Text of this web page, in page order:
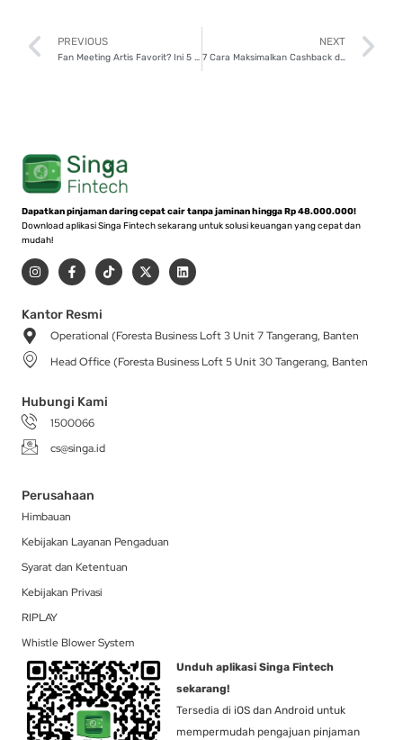
Prev
PREVIOUS
Fan Meeting Artis Favorit? Ini 5 Tips Buat Atur Budgetnya!
NEXT
7 Cara Maksimalkan Cashback dan Reward Kartu Kredit, Sudah Tahu?
Dapatkan pinjaman daring cepat cair tanpa jaminan hingga Rp 48.000.000!
Download aplikasi Singa Fintech sekarang untuk solusi keuangan yang cepat dan
mudah!
I
n
s
a
g
r
a
m
F
a
c
b
o
-
T
i
k
X
-
t
t
r
L
i
n
i
Kantor Resmi
Operational (Foresta Business Loft 3 Unit 7 Tangerang, Banten
Head Office (Foresta Business Loft 5 Unit 30 Tangerang, Banten
Hubungi Kami
1500066
cs@singa.id
Perusahaan
Himbauan
Kebijakan Layanan Pengaduan
Syarat dan Ketentuan
Kebijakan Privasi
RIPLAY
Whistle Blower System
Unduh aplikasi Singa Fintech
sekarang!
Tersedia di iOS dan Android untuk
mempermudah pengajuan pinjaman